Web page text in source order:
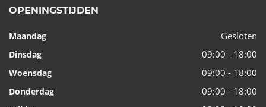
OPENINGSTIJDEN
Maandag Gesloten
Dinsdag 09:00 - 18:00
Woensdag 09:00 - 18:00
Donderdag 09:00 - 18:00